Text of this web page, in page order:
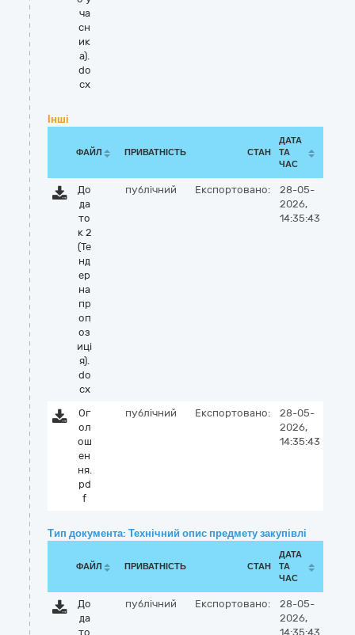
ча
сн
ик
а).
do
cx
Інші
ФАЙЛ ПРИВАТНІСТЬ СТАН
ДАТА
ТА
ЧАС
До
да
то
к 2
(Те
нд
ер
на
пр
оп
оз
иці
я).
do
cx
публічний Експортовано:
28-05-
2026,
14:35:43
Ог
ол
ош
ен
ня.
pd
f
публічний Експортовано:
28-05-
2026,
14:35:43
Тип документа: Технічний опис предмету закупівлі
ФАЙЛ ПРИВАТНІСТЬ СТАН
ДАТА
ТА
ЧАС
До
да
то
публічний Експортовано:
28-05-
2026,
14:35:43